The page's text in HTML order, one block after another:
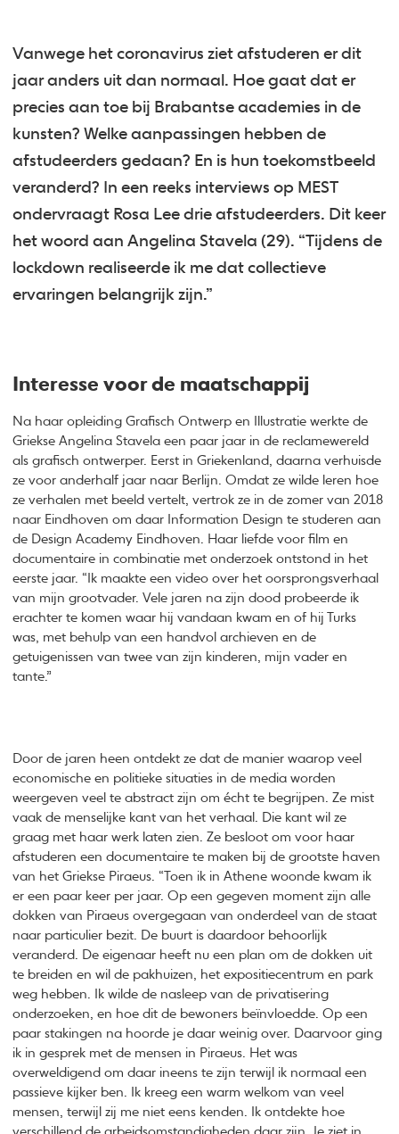
Vanwege het coronavirus ziet afstuderen er dit
jaar anders uit dan normaal. Hoe gaat dat er
precies aan toe bij Brabantse academies in de
kunsten? Welke aanpassingen hebben de
afstudeerders gedaan? En is hun toekomstbeeld
veranderd? In een reeks interviews op MEST
ondervraagt Rosa Lee drie afstudeerders. Dit keer
het woord aan Angelina Stavela (29). “Tijdens de
lockdown realiseerde ik me dat collectieve
ervaringen belangrijk zijn.”
Interesse voor de maatschappij
Na haar opleiding Grafisch Ontwerp en Illustratie werkte de
Griekse Angelina Stavela een paar jaar in de reclamewereld
als grafisch ontwerper. Eerst in Griekenland, daarna verhuisde
ze voor anderhalf jaar naar Berlijn. Omdat ze wilde leren hoe
ze verhalen met beeld vertelt, vertrok ze in de zomer van 2018
naar Eindhoven om daar Information Design te studeren aan
de Design Academy Eindhoven. Haar liefde voor film en
documentaire in combinatie met onderzoek ontstond in het
eerste jaar. “Ik maakte een video over het oorsprongsverhaal
van mijn grootvader. Vele jaren na zijn dood probeerde ik
erachter te komen waar hij vandaan kwam en of hij Turks
was, met behulp van een handvol archieven ​​en de
getuigenissen van twee van zijn kinderen, mijn vader en
tante.”
Door de jaren heen ontdekt ze dat de manier waarop veel
economische en politieke situaties in de media worden
weergeven veel te abstract zijn om écht te begrijpen. Ze mist
vaak de menselijke kant van het verhaal. Die kant wil ze
graag met haar werk laten zien. Ze besloot om voor haar
afstuderen een documentaire te maken bij de grootste haven
van het Griekse Piraeus. “Toen ik in Athene woonde kwam ik
er een paar keer per jaar. Op een gegeven moment zijn alle
dokken van Piraeus overgegaan van onderdeel van de staat
naar particulier bezit. De buurt is daardoor behoorlijk
veranderd. De eigenaar heeft nu een plan om de dokken uit
te breiden en wil de pakhuizen, het expositiecentrum en park
weg hebben. Ik wilde de nasleep van de privatisering
onderzoeken, en hoe dit de bewoners beïnvloedde. Op een
paar stakingen na hoorde je daar weinig over. Daarvoor ging
ik in gesprek met de mensen in Piraeus. Het was
overweldigend om daar ineens te zijn terwijl ik normaal een
passieve kijker ben. Ik kreeg een warm welkom van veel
mensen, terwijl zij me niet eens kenden. Ik ontdekte hoe